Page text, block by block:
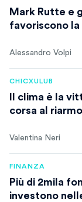
Mark Rutte e
favoriscono la
Alessandro Volpi
CHICXULUB
Il clima è la
corsa al
Valentina Neri
FINANZA
Più di 2mila
investono